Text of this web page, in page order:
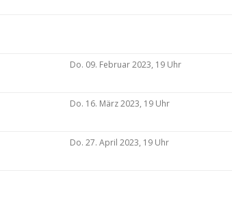
Do. 09. Februar 2023, 19 Uhr
Do. 16. März 2023, 19 Uhr
Do. 27. April 2023, 19 Uhr